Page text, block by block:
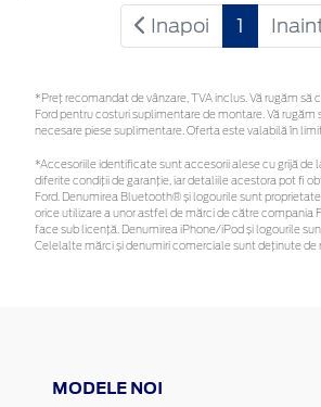
Inapoi 1
*Preţ recomandat de vânzare, TVA inclus. Vă rugăm să
Ford pentru costuri suplimentare de montare. Vă rugăm
necesare piese suplimentare. Oferta este valabilă în
*Accesoriile identificate sunt accesorii alese cu grijă de
diferite condiții de garanție, iar detaliile acestora pot fi
Ford. Denumirea Bluetooth® și logourile sunt
orice utilizare a unor astfel de mărci de către compania
face sub licență. Denumirea iPhone/iPod și logourile
Celelalte mărci și denumiri comerciale sunt deținute de
MODELE NOI